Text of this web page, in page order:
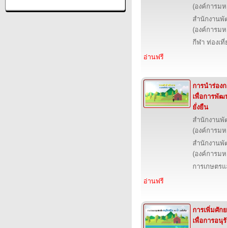
(องค์การม
สำนักงานพั
(องค์การม
กีฬา ท่องเ
อ่านฟรี
การนำร่อง
เพื่อการพั
ยั่งยืน
สำนักงานพั
(องค์การม
สำนักงานพั
(องค์การม
การเกษตร
อ่านฟรี
การเพิ่มศัก
เพื่อการอนุ